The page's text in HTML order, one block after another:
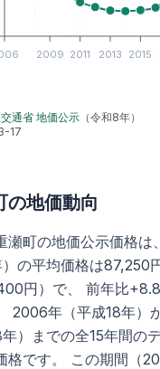
2009 2011 2013 2015
通省 地価公示 （令和8年）
17
の地価動向
瀬町の地価公示価格は
）の平均価格は87,250
円）で、 前年比
2006年（平成18年）
）までの全15年間の
格です。 この期間（